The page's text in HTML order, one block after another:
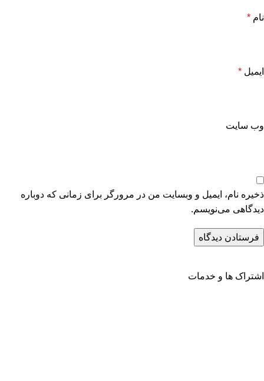
نام *
ایمیل *
وب‌ سایت
ذخیره نام، ایمیل و وبسایت من در مرورگر برای زمانی که دوباره
دیدگاهی می‌نویسم.
اشتراک ها و خدمات